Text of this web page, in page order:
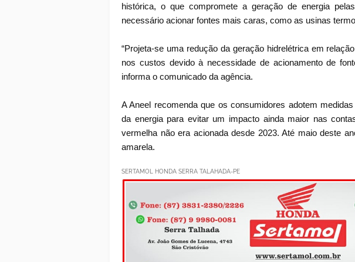
histórica, o que compromete a geração de energia
necessário acionar fontes mais caras, como as usinas
“Projeta-se uma redução da geração hidrelétrica em
nos custos devido à necessidade de acionamento de
informa o comunicado da agência.
A Aneel recomenda que os consumidores adotem
da energia para evitar um impacto ainda maior nas
vermelha não era acionada desde 2023. Até maio deste
amarela.
SERTAMOL HONDA SERRA TALAHADA-PE